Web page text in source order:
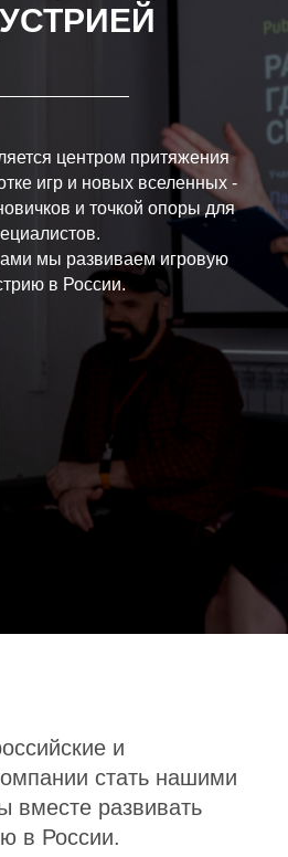
центром притяжения
игр и новых вселенных -
и точкой опоры для
мы развиваем игровую
в России.
и
стать нашими
вместе развивать
в России.